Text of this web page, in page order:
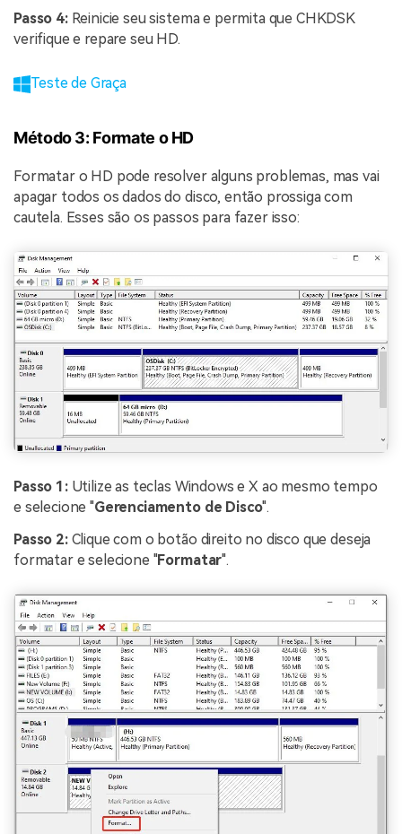
Passo 4:Reinicie seu sistema e permita que CHKDSK
verifique e repare seu HD.
Teste de Graça
Método 3: Formate o HD
Formatar o HD pode resolver alguns problemas, mas vai
apagar todos os dados do disco, então prossiga com
cautela. Esses são os passos para fazer isso:
Passo 1:Utilize as teclas Windows e X ao mesmo tempo
e selecione "Gerenciamento de Disco".
Passo 2:Clique com o botão direito no disco que deseja
formatar e selecione "Formatar".